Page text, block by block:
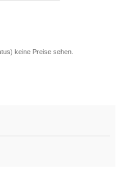
keine Preise sehen.